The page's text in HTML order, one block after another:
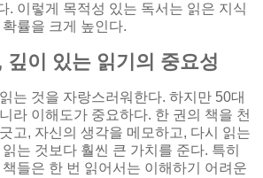
. 이렇게 목적성 있는 독서는 읽은 지식
률을 크게 높인다.
깊이 있는 읽기의 중요성
는 것을 자랑스러워한다. 하지만 50대
라 이해도가 중요하다. 한 권의 책을 천
고, 자신의 생각을 메모하고, 다시 읽는
는 것보다 훨씬 큰 가치를 준다. 특히
들은 한 번 읽어서는 이해하기 어려운